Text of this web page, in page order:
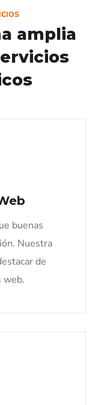
amplia
buenas
Nuestra
de
web.